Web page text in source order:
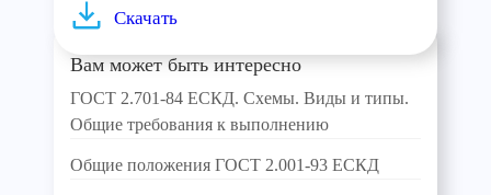
Скачать
Вам может быть интересно
ГОСТ 2.701-84 ЕСКД. Схемы. Виды и типы.
Общие требования к выполнению
Общие положения ГОСТ 2.001-93 ЕСКД